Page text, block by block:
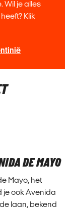
Wil je alles
Klik
DE MAYO
Mayo, het
je ook Avenida
laan, bekend